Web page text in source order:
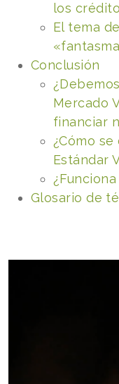
los
El tema
«fantasma
Conclusión
Mercado
financiar
¿Cómo
Estándar
Glosario de